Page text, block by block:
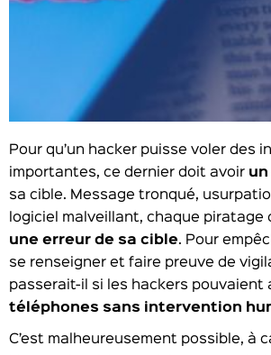
Pour qu’un hacker puisse voler des
importantes, ce dernier doit avoir
sa cible. Message tronqué,
logiciel malveillant, chaque piratage
une erreur de sa cible. Pour
se renseigner et faire preuve de
passerait-il si les hackers pouvaient
téléphones sans intervention
C’est malheureusement possible, à